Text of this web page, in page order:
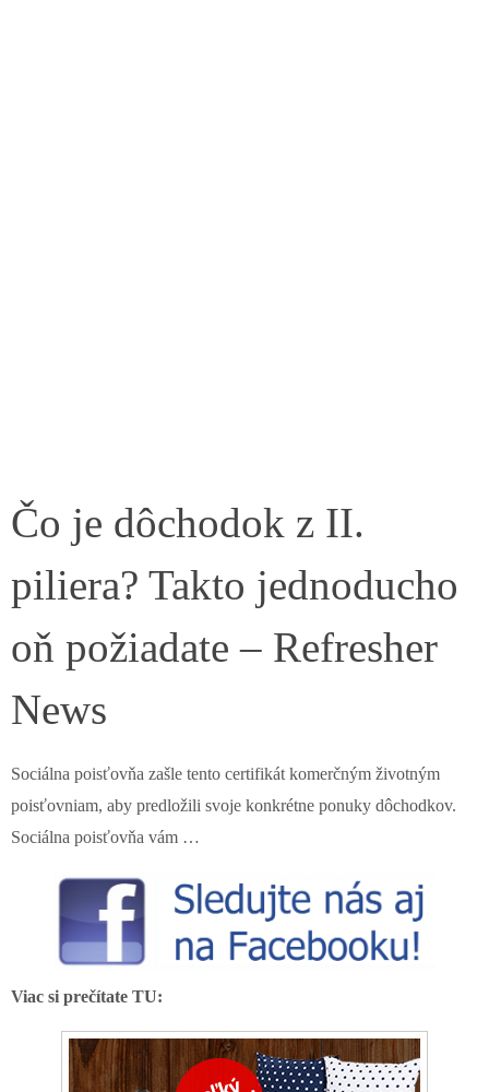
Čo je dôchodok z II.
piliera? Takto jednoducho
oň požiadate – Refresher
News
Sociálna poisťovňa zašle tento certifikát komerčným životným
poisťovniam, aby predložili svoje konkrétne ponuky dôchodkov.
Sociálna poisťovňa vám …
Viac si prečítate TU: